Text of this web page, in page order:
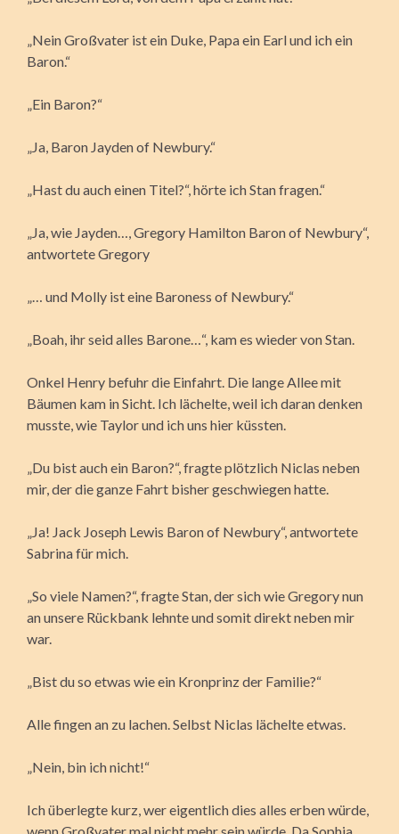
„Nein Großvater ist ein Duke, Papa ein Earl und ich ein
Baron.“
„Ein Baron?“
„Ja, Baron Jayden of Newbury.“
„Hast du auch einen Titel?“, hörte ich Stan fragen.“
„Ja, wie Jayden…, Gregory Hamilton Baron of Newbury“,
antwortete Gregory
„… und Molly ist eine Baroness of Newbury.“
„Boah, ihr seid alles Barone…“, kam es wieder von Stan.
Onkel Henry befuhr die Einfahrt. Die lange Allee mit
Bäumen kam in Sicht. Ich lächelte, weil ich daran denken
musste, wie Taylor und ich uns hier küssten.
„Du bist auch ein Baron?“, fragte plötzlich Niclas neben
mir, der die ganze Fahrt bisher geschwiegen hatte.
„Ja! Jack Joseph Lewis Baron of Newbury“, antwortete
Sabrina für mich.
„So viele Namen?“, fragte Stan, der sich wie Gregory nun
an unsere Rückbank lehnte und somit direkt neben mir
war.
„Bist du so etwas wie ein Kronprinz der Familie?“
Alle fingen an zu lachen. Selbst Niclas lächelte etwas.
„Nein, bin ich nicht!“
Ich überlegte kurz, wer eigentlich dies alles erben würde,
wenn Großvater mal nicht mehr sein würde. Da Sophia